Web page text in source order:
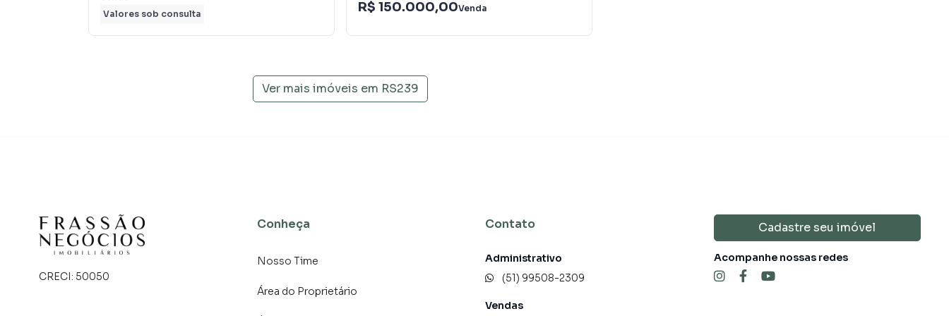
uma maior chance de vender ou alugar seu imóvel mais rápido. Contamos também com um time de
proprietários e inquilinos.
Valores sob consulta
R$ 150.000,00Venda
Ver mais imóveis em RS239
CRECI: 50050
Conheça
Nosso Time
Área do Proprietário
Contato
Administrativo
(51) 99508-2309
Vendas
Cadastre seu imóvel
Acompanhe nossas redes